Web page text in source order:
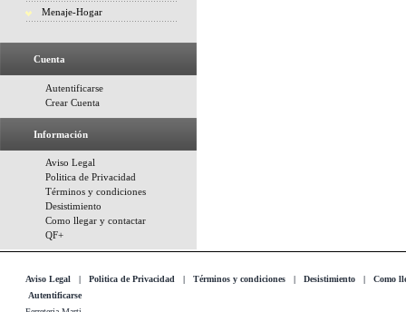
Menaje-Hogar
Cuenta
Autentificarse
Crear Cuenta
Información
Aviso Legal
Politica de Privacidad
Términos y condiciones
Desistimiento
Como llegar y contactar
QF+
Aviso Legal | Politica de Privacidad | Términos y condiciones | Desistimiento | Como
Autentificarse